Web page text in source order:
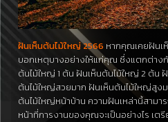
ฝันเห็นต้นไม้ใหญ่ 2566 หากคุณเคยฝันเ
บอกเหตุบางอย่างให้แก่คุณ ซึ่งแตกต่าง
ต้นไม้ใหญ่ 1 ต้น ฝันเห็นต้นไม้ใหญ่ 2 ต้น
ต้นไม้ใหญ่สวยมาก ฝันเห็นต้นไม้ใหญ่สูง
ต้นไม้ใหญ่หน้าบ้าน ความฝันเหล่านี้สามาร
หน้าที่การงานของคุณจะเป็นอย่างไร เต